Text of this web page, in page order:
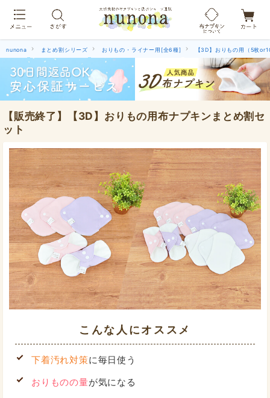
nunona まとめ割シリーズ おりもの・ライナー用[全6種] 【3D】おりもの用（5枚
【販売終了】【3D】おりもの用布ナプキンまとめ割セ
ット
こんな人にオススメ
下着汚れ対策に毎日使う
おりものの量が気になる